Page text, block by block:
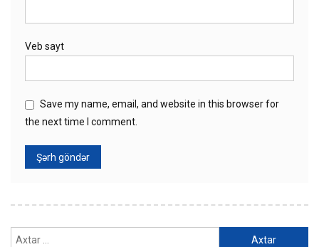
Veb sayt
Save my name, email, and website in this browser for
the next time I comment.